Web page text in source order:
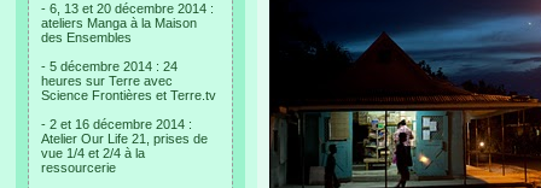
- 6, 13 et 20 décembre 2014 :
ateliers Manga à la Maison
des Ensembles
- 5 décembre 2014 : 24
heures sur Terre avec
Science Frontières et Terre.tv
- 2 et 16 décembre 2014 :
Atelier Our Life 21, prises de
vue 1/4 et 2/4 à la
ressourcerie